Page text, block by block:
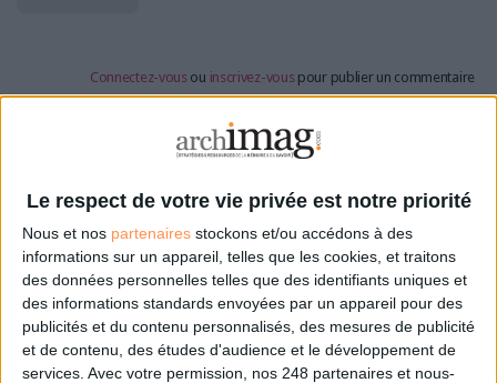
Le respect de votre vie privée est notre priorité
Nous et nos partenaires stockons et/ou accédons à des
informations sur un appareil, telles que les cookies, et traitons
des données personnelles telles que des identifiants uniques et
des informations standards envoyées par un appareil pour des
publicités et du contenu personnalisés, des mesures de publicité
et de contenu, des études d'audience et le développement de
services. Avec votre permission, nos 248 partenaires et nous-
Connectez-vous ou inscrivez-vous pour publier un commentaire
À LIRE SUR ARCHIMAG
La bibliothèque de Lille confie son récolement et
son catalogage à AureXus
71e Congrès de l’ABF : l’hospitalité comme fil rouge